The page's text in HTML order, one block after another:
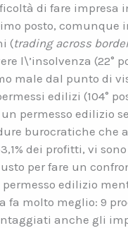
di fare impresa
posto,
(trading across
l\’insolvenza (22°
male dal punto di
edilizi (104°
permesso edilizio
burocratiche che
dei profitti, vi
per fare un
permesso edilizio
fa molto meglio: 9
anche gli